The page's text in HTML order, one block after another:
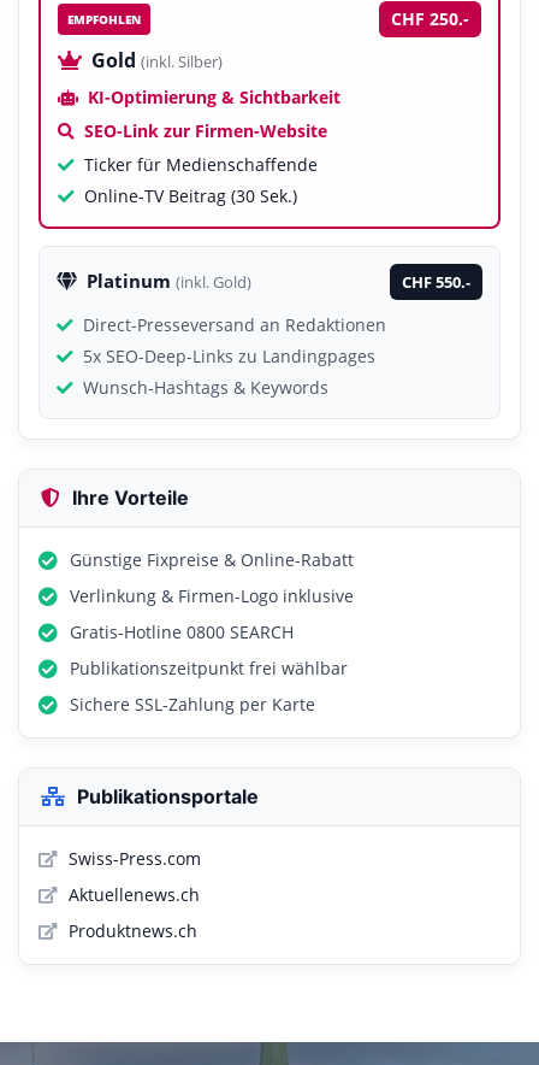
EMPFOHLEN CHF 250.-
Gold (inkl. Silber)
KI-Optimierung & Sichtbarkeit
SEO-Link zur Firmen-Website
Ticker für Medienschaffende
Online-TV Beitrag (30 Sek.)
Platinum (inkl. Gold) CHF 550.-
Direct-Presseversand an Redaktionen
5x SEO-Deep-Links zu Landingpages
Wunsch-Hashtags & Keywords
Ihre Vorteile
Günstige Fixpreise & Online-Rabatt
Verlinkung & Firmen-Logo inklusive
Gratis-Hotline 0800 SEARCH
Publikationszeitpunkt frei wählbar
Sichere SSL-Zahlung per Karte
Publikationsportale
Swiss-Press.com
Aktuellenews.ch
Produktnews.ch